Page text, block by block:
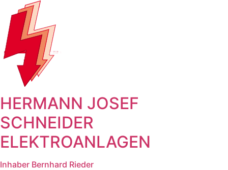
HERMANN JOSEF
SCHNEIDER
ELEKTROANLAGEN
Inhaber Bernhard Rieder